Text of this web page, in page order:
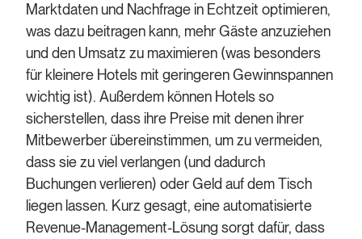
Marktdaten und Nachfrage in Echtzeit optimieren,
was dazu beitragen kann, mehr Gäste anzuziehen
und den Umsatz zu maximieren (was besonders
für kleinere Hotels mit geringeren Gewinnspannen
wichtig ist). Außerdem können Hotels so
sicherstellen, dass ihre Preise mit denen ihrer
Mitbewerber übereinstimmen, um zu vermeiden,
dass sie zu viel verlangen (und dadurch
Buchungen verlieren) oder Geld auf dem Tisch
liegen lassen. Kurz gesagt, eine automatisierte
Revenue-Management-Lösung sorgt dafür, dass